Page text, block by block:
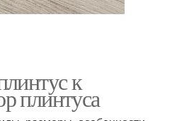
к
плинтуса